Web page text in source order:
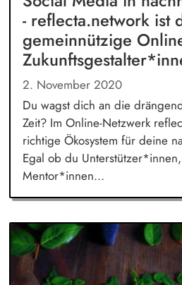
- reflecta.network ist
gemeinnützige
2. November 2020
Du wagst dich an die
Zeit? Im Online-Netzwerk
richtige Ökosystem für deine
Egal ob du
Mentor*innen...